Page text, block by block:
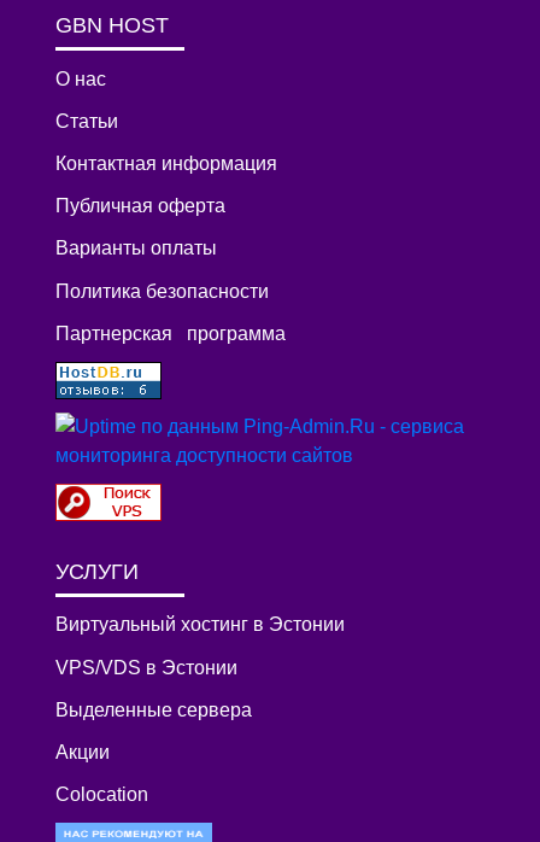
GBN HOST
О нас
Статьи
Контактная информация
Публичная оферта
Варианты оплаты
Политика безопасности
Партнерская программа
УСЛУГИ
Виртуальный хостинг в Эстонии
VPS/VDS в Эстонии
Выделенные сервера
Акции
Colocation